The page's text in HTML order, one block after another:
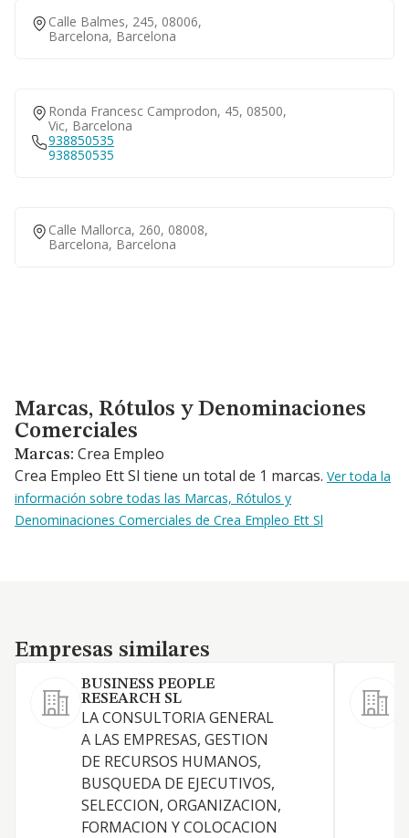
Calle Balmes, 245, 08006,
Barcelona, Barcelona
Ronda Francesc Camprodon, 45, 08500,
Vic, Barcelona
938850535
938850535
Calle Mallorca, 260, 08008,
Barcelona, Barcelona
Marcas, Rótulos y Denominaciones Comerciales
Marcas, Rótulos y Denominaciones
Comerciales
Marcas: Crea Empleo
Crea Empleo Ett Sl tiene un total de 1 marcas. Ver toda la
información sobre todas las Marcas, Rótulos y
Denominaciones Comerciales de Crea Empleo Ett Sl
Empresas similares
Empresas similares
BUSINESS PEOPLE
RESEARCH SL
LA CONSULTORIA GENERAL
A LAS EMPRESAS, GESTION
DE RECURSOS HUMANOS,
BUSQUEDA DE EJECUTIVOS,
SELECCION, ORGANIZACION,
FORMACION Y COLOCACION